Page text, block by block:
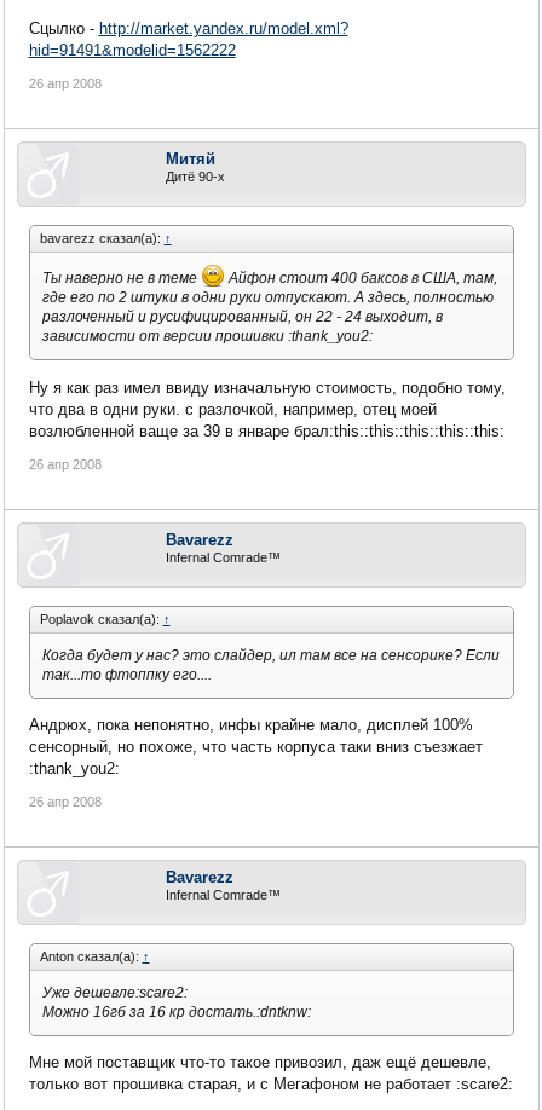
Сцылко - http://market.yandex.ru/model.xml?
hid=91491&modelid=1562222
26 апр 2008
Митяй
Дитё 90-х
bavarezz сказал(а): ↑
Ты наверно не в теме
Айфон стоит 400 баксов в США, там,
где его по 2 штуки в одни руки отпускают. А здесь, полностью
разлоченный и русифицированный, он 22 - 24 выходит, в
зависимости от версии прошивки :thank_you2:
Ну я как раз имел ввиду изначальную стоимость, подобно тому,
что два в одни руки. с разлочкой, например, отец моей
возлюбленной ваще за 39 в январе брал:this::this::this::this::this:
26 апр 2008
Bavarezz
Infernal Comrade™
Poplavok сказал(а): ↑
Когда будет у нас? это слайдер, ил там все на сенсорике? Если
так...то фтоппку его....
Андрюх, пока непонятно, инфы крайне мало, дисплей 100%
сенсорный, но похоже, что часть корпуса таки вниз съезжает
:thank_you2:
26 апр 2008
Bavarezz
Infernal Comrade™
Anton сказал(а): ↑
Уже дешевле:scare2:
Можно 16гб за 16 кр достать.:dntknw:
Мне мой поставщик что-то такое привозил, даж ещё дешевле,
только вот прошивка старая, и с Мегафоном не работает :scare2: